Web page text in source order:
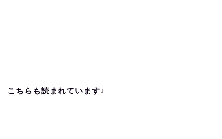
こちらも読まれています↓